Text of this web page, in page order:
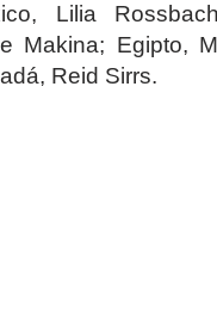
Lilia
Makina; Egipto,
Reid Sirrs.